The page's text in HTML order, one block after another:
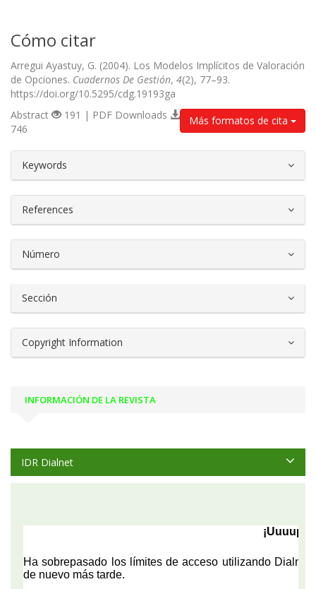
Cómo citar
Arregui Ayastuy, G. (2004). Los Modelos Implícitos de Valoración
de Opciones. Cuadernos De Gestión, 4(2), 77–93.
https://doi.org/10.5295/cdg.19193ga
Más formatos de cita
Abstract
191 | PDF Downloads
746
Keywords
References
Número
Sección
Copyright Information
INFORMACIÓN DE LA REVISTA
IDR Dialnet